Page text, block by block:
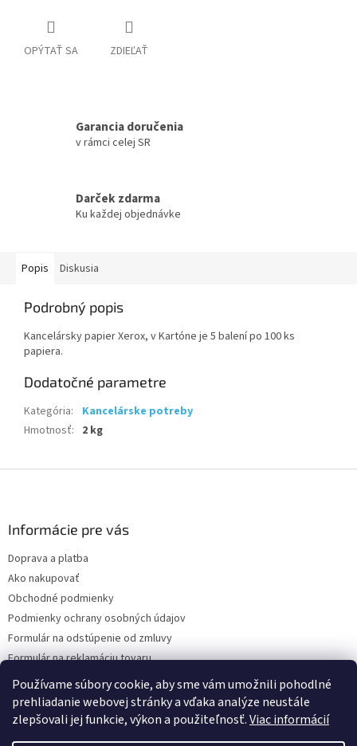
Používame súbory cookie, aby sme vám umožnili pohodlné
prehliadanie webovej stránky a vďaka analýze neustále
zlepšovali jej funkcie, výkon a použiteľnosť.Viac informácií
OPÝTAŤ SA ZDIEĽAŤ
Garancia doručenia
v rámci celej SR
Darček zdarma
Ku každej objednávke
Popis Diskusia
Podrobný popis
Kancelársky papier Xerox, v Kartóne je 5 balení po 100 ks
papiera.
Dodatočné parametre
Kategória:
Kancelárske potreby
Hmotnosť: 2 kg
Informácie pre vás
Doprava a platba
Ako nakupovať
Obchodné podmienky
Podmienky ochrany osobných údajov
Formulár na odstúpenie od zmluvy
Formulár na reklamáciu tovaru
Kontakty